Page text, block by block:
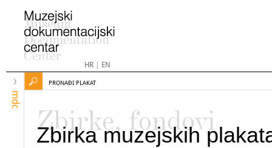
HR| EN
mdc
PRONAĐI PLAKAT
Zbirke, fondovi
Zbirka muzejskih